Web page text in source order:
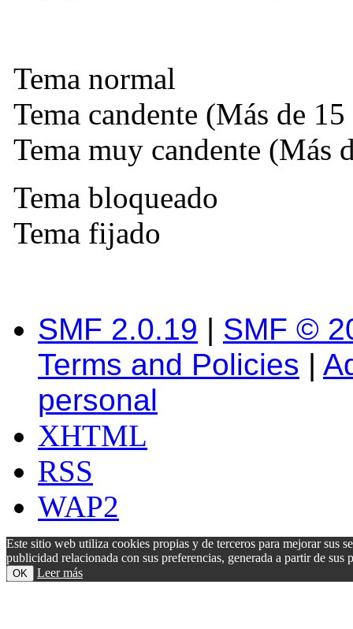
Tema normal
Tema candente (Más de 15
Tema muy candente (Más
Tema bloqueado
Tema fijado
SMF 2.0.19 | SMF ©
Terms and Policies |
personal
XHTML
RSS
WAP2
Este sitio web utiliza cookies propias y de terceros para mejorar sus
publicidad relacionada con sus preferencias, generada a partir de
OK Leer más